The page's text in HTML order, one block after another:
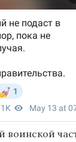
воинской